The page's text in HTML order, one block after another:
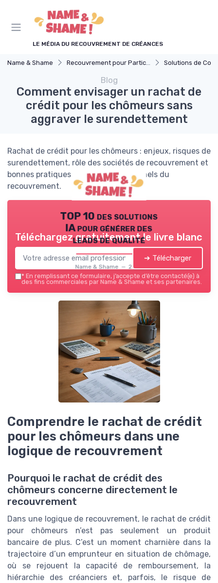
LE MÉDIA DU RECOUVREMENT DE CRÉANCES
Name & Shame Recouvrement pour Particuliers Solutions de
Blog
Comment envisager un rachat de
crédit pour les chômeurs sans
aggraver le surendettement
Rachat de crédit pour les chômeurs : enjeux, risques de
surendettement, rôle des sociétés de recouvrement et
bonnes pratiques pour les professionnels du
recouvrement.
TOP 10 des solutions
IA pour générer des
leads de qualité
Name & Shame — 2026
Téléchargez gratuitement le livre blanc
➔ Télécharger
* En remplissant ce formulaire, j’accepte d’être contacté(e) à
des fins commerciales par Name & Shame et ses partenaires.
Comprendre le rachat de crédit
pour les chômeurs dans une
logique de recouvrement
Pourquoi le rachat de crédit des
chômeurs concerne directement le
recouvrement
Dans une logique de recouvrement, le rachat de crédit
pour chômeurs n’est pas seulement un produit
bancaire de plus. C’est un moment charnière dans la
trajectoire d’un emprunteur en situation de chômage,
où se rejouent la capacité de remboursement, la
hiérarchie des créanciers et, parfois, le risque de